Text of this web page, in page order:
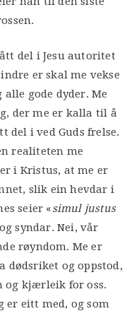
del i Jesu autoritet
er skal me vekse
gode dyder. Me
der me er kalla til å
del i ved Guds frelse.
realiteten me
i Kristus, at me er
slik ein hevdar i
seier «simul justus
syndar. Nei, vår
røyndom. Me er
dødsriket og oppstod,
og kjærleik for oss.
eitt med, og som